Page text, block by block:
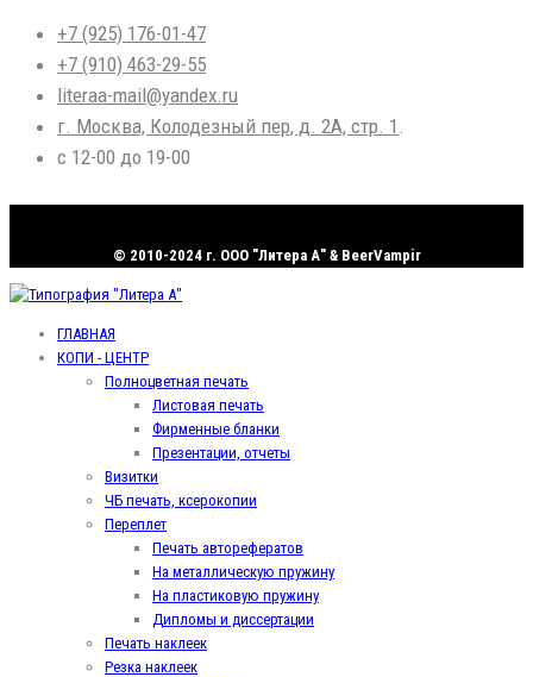
+7 (925) 176-01-47
+7 (910) 463-29-55
literaa-mail@yandex.ru
г. Москва, Колодезный пер, д. 2А, стр. 1 .
с 12-00 до 19-00
© 2010-2024 г. ООО "Литера А" & BeerVampir
ГЛАВНАЯ
КОПИ - ЦЕНТР
Полноцветная печать
Листовая печать
Фирменные бланки
Презентации, отчеты
Визитки
ЧБ печать, ксерокопии
Переплет
Печать авторефератов
На металлическую пружину
На пластиковую пружину
Дипломы и диссертации
Печать наклеек
Резка наклеек